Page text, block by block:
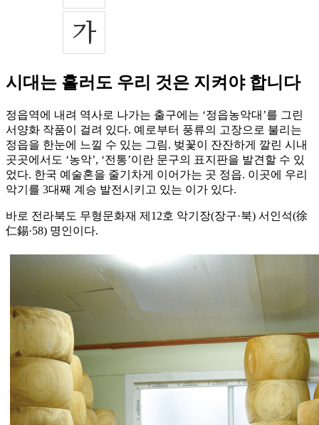
시대는 흘러도 우리 것은 지켜야 합니다
정읍역에 내려 역사로 나가는 출구에는 ‘정읍농악대’를 그린
서양화 작품이 걸려 있다. 예로부터 풍류의 고장으로 불리는
정읍을 한눈에 느낄 수 있는 그림. 벚꽃이 잔잔하게 깔린 시내
곳곳에서도 ‘농악’, ‘전통’이란 문구의 표지판을 발견할 수 있
었다. 한국 예술혼을 줄기차게 이어가는 곳 정읍. 이곳에 우리
악기를 3대째 계승 발전시키고 있는 이가 있다.
바로 전라북도 무형문화재 제12호 악기장(장구·북) 서인석(徐
仁錫·58) 명인이다.